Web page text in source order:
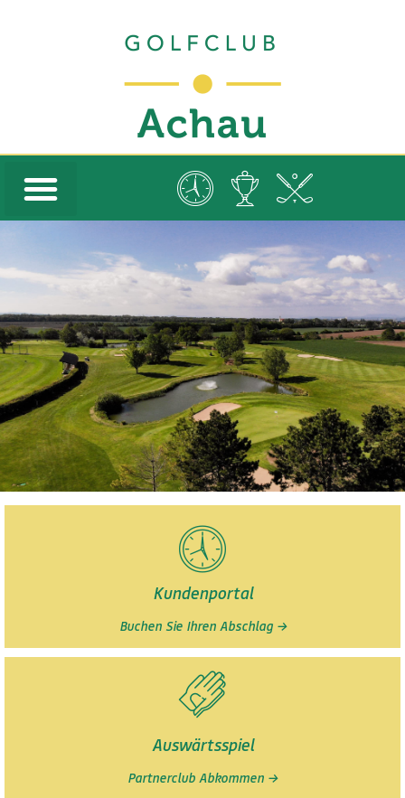
GOLFCLUB ACHAU
Ihr Golferlebnis nahe Wien!
Jetzt Mitglied werden!
Kundenportal
Buchen Sie Ihren Abschlag →
Auswärtsspiel
Partnerclub Abkommen →